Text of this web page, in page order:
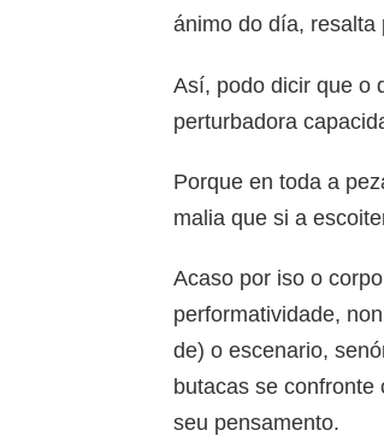
ánimo do día, resalta
Así, podo dicir que o
perturbadora
Porque en toda a
malia que si a
Acaso por iso o
performatividade,
de) o escenario,
butacas se
seu pensamento.